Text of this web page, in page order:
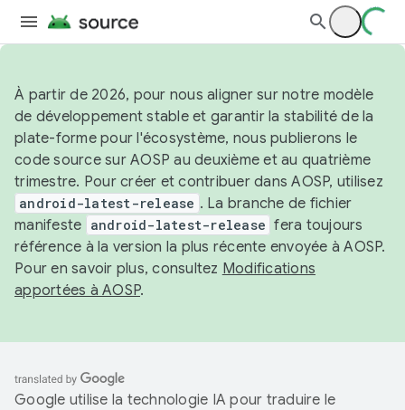
À partir de 2026, pour nous aligner sur notre modèle
de développement stable et garantir la stabilité de la
plate-forme pour l'écosystème, nous publierons le
code source sur AOSP au deuxième et au quatrième
trimestre. Pour créer et contribuer dans AOSP, utilisez
android-latest-release . La branche de fichier
manifeste android-latest-release fera toujours
référence à la version la plus récente envoyée à AOSP.
Pour en savoir plus, consultez Modifications
apportées à AOSP.
Google utilise la technologie IA pour traduire le